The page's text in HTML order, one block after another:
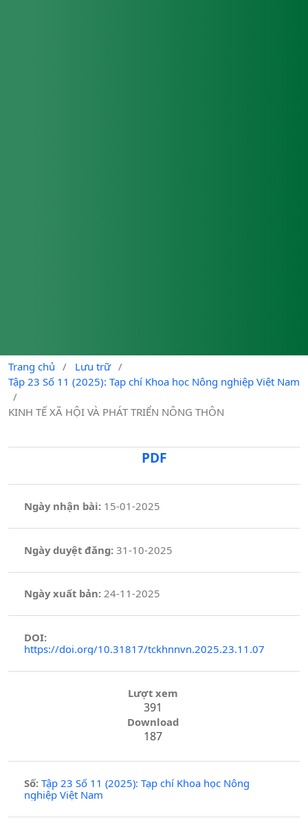
Trang chủ / Lưu trữ /
Tập 23 Số 11 (2025): Tạp chí Khoa học Nông nghiệp Việt Nam
/
KINH TẾ XÃ HỘI VÀ PHÁT TRIỂN NÔNG THÔN
PDF
Ngày nhận bài: 15-01-2025
Ngày duyệt đăng:31-10-2025
Ngày xuất bản: 24-11-2025
DOI:
https://doi.org/10.31817/tckhnnvn.2025.23.11.07
Lượt xem
391
Download
187
Số: Tập 23 Số 11 (2025): Tạp chí Khoa học Nông
nghiệp Việt Nam